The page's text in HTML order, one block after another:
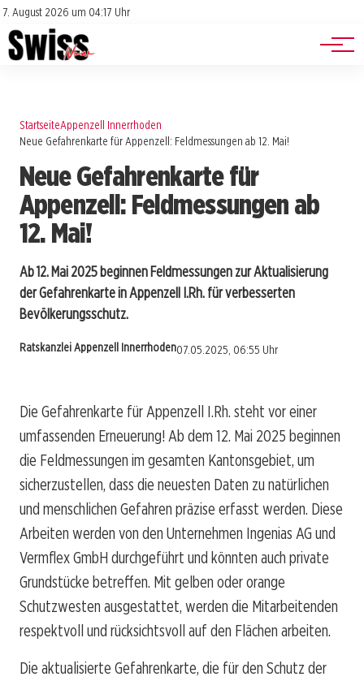
7. August 2026 um 04:17 Uhr
Impressum
Datenschutz
Jobs
Events
StartseiteAppenzell Innerrhoden
Neue Gefahrenkarte für Appenzell: Feldmessungen ab 12. Mai!
Neue Gefahrenkarte für
Appenzell: Feldmessungen ab
12. Mai!
Ab 12. Mai 2025 beginnen Feldmessungen zur Aktualisierung
der Gefahrenkarte in Appenzell I.Rh. für verbesserten
Bevölkerungsschutz.
Ratskanzlei Appenzell Innerrhoden07.05.2025, 06:55 Uhr
Die Gefahrenkarte für Appenzell I.Rh. steht vor einer
umfassenden Erneuerung! Ab dem 12. Mai 2025 beginnen
die Feldmessungen im gesamten Kantonsgebiet, um
sicherzustellen, dass die neuesten Daten zu natürlichen
und menschlichen Gefahren präzise erfasst werden. Diese
Arbeiten werden von den Unternehmen Ingenias AG und
Vermflex GmbH durchgeführt und könnten auch private
Grundstücke betreffen. Mit gelben oder orange
Schutzwesten ausgestattet, werden die Mitarbeitenden
respektvoll und rücksichtsvoll auf den Flächen arbeiten.
Die aktualisierte Gefahrenkarte, die für den Schutz der